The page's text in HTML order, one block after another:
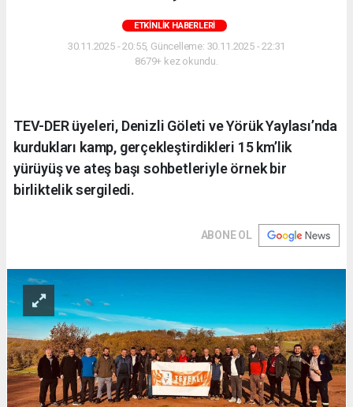
ETKINLIK HABERLERI
30.11.2025 - 20:55, Güncelleme: 30.11.2025 - 22:31
8679+ kez okundu.
TEV-DER üyeleri, Denizli Göleti ve Yörük Yaylası’nda
kurdukları kamp, gerçekleştirdikleri 15 km’lik
yürüyüş ve ateş başı sohbetleriyle örnek bir
birliktelik sergiledi.
ABONE OL